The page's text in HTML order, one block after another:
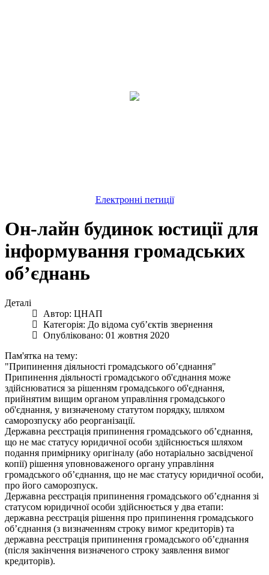
Електронні петиції
Он-лайн будинок юстиції для
інформування громадських
об’єднань
Деталі
Автор: ЦНАП
Категорія: До відома суб’єктів звернення
Опубліковано: 01 жовтня 2020
Пам'ятка на тему:
"Припинення діяльності громадського об’єднання"
Припинення діяльності громадського об'єднання може
здійснюватися за рішенням громадського об'єднання,
прийнятим вищим органом управління громадського
об'єднання, у визначеному статутом порядку, шляхом
саморозпуску або реорганізації.
Державна реєстрація припинення громадського об’єднання,
що не має статусу юридичної особи здійснюється шляхом
подання примірнику оригіналу (або нотаріально засвідченої
копії) рішення уповноваженого органу управління
громадського об’єднання, що не має статусу юридичної особи,
про його саморозпуск.
Державна реєстрація припинення громадського об’єднання зі
статусом юридичної особи здійснюється у два етапи:
державна реєстрація рішення про припинення громадського
об’єднання (з визначенням строку вимог кредиторів) та
державна реєстрація припинення громадського об’єднання
(після закінчення визначеного строку заявлення вимог
кредиторів).